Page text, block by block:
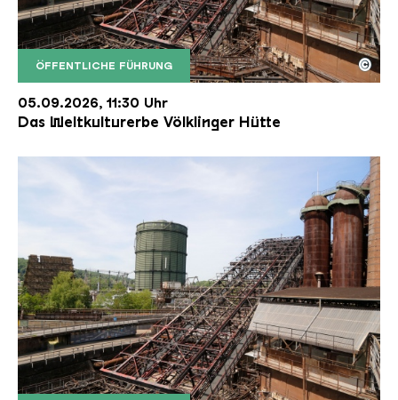
ÖFFENTLICHE FÜHRUNG
Der Erzschrägaufzug der Völklinger Hütte mit
Copyright: Weltkulturerbe Völklinger Hütte | Karl
©
05.09.2026, 11:30 Uhr
Das Weltkulturerbe Völklinger Hütte